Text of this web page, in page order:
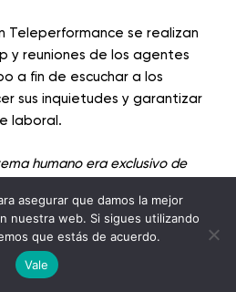
Teleperformance se realizan
y reuniones de los agentes
a fin de escuchar a los
sus inquietudes y garantizar
laboral.
humano era exclusivo de
como muchas otras empresas
ahora el centraje de la
gente es de los líderes, de los
recursos humanos da
English
asegurar que damos la mejor
nuestra web. Si sigues utilizando
que estás de acuerdo.
Vale